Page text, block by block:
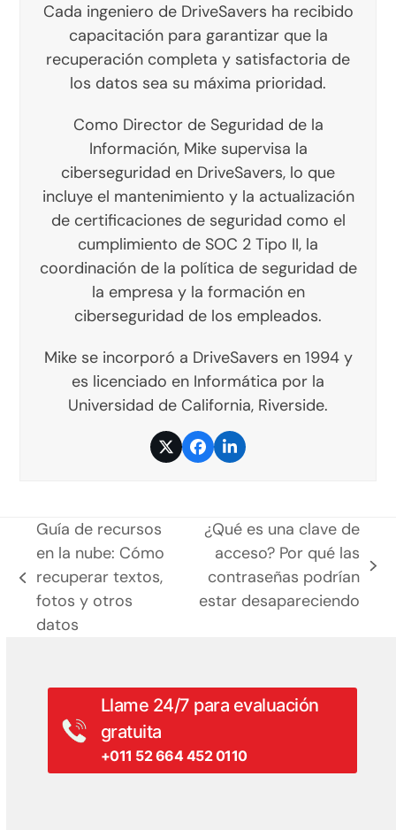
Cada ingeniero de DriveSavers ha recibido
capacitación para garantizar que la
recuperación completa y satisfactoria de
los datos sea su máxima prioridad.
Como Director de Seguridad de la
Información, Mike supervisa la
ciberseguridad en DriveSavers, lo que
incluye el mantenimiento y la actualización
de certificaciones de seguridad como el
cumplimiento de SOC 2 Tipo II, la
coordinación de la política de seguridad de
la empresa y la formación en
ciberseguridad de los empleados.
Mike se incorporó a DriveSavers en 1994 y
es licenciado en Informática por la
Universidad de California, Riverside.
TwitterFacebook
LinkedIn
entrada
anterior:
Guía de recursos
en la nube: Cómo
recuperar textos,
fotos y otros
datos
siguiente
entrada:
¿Qué es una clave de
acceso? Por qué las
contraseñas podrían
estar desapareciendo
Llame 24/7 para evaluación
gratuita
+011 52 664 452 0110